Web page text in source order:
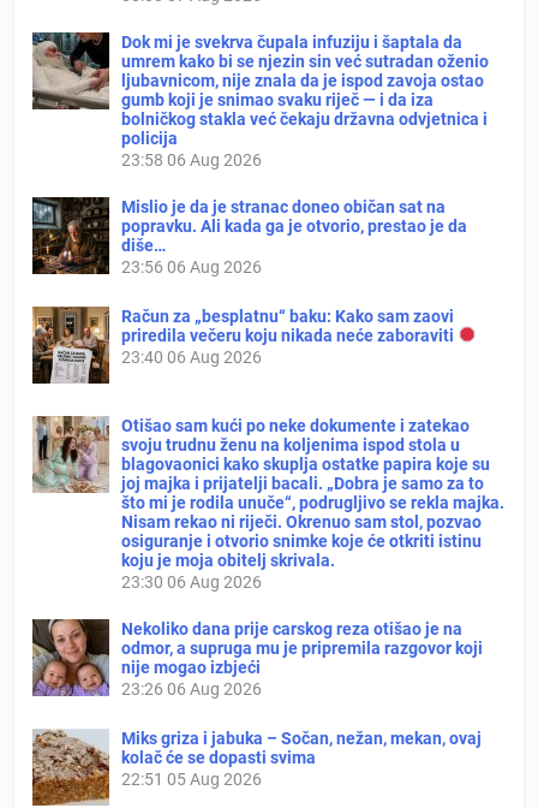
Dok mi je svekrva čupala infuziju i šaptala da
umrem kako bi se njezin sin već sutradan oženio
ljubavnicom, nije znala da je ispod zavoja ostao
gumb koji je snimao svaku riječ — i da iza
bolničkog stakla već čekaju državna odvjetnica i
policija
23:58 06 Aug 2026
Mislio je da je stranac doneo običan sat na
popravku. Ali kada ga je otvorio, prestao je da
diše…
23:56 06 Aug 2026
Račun za „besplatnu“ baku: Kako sam zaovi
priredila večeru koju nikada neće zaboraviti
23:40 06 Aug 2026
Otišao sam kući po neke dokumente i zatekao
svoju trudnu ženu na koljenima ispod stola u
blagovaonici kako skuplja ostatke papira koje su
joj majka i prijatelji bacali. „Dobra je samo za to
što mi je rodila unuče“, podrugljivo se rekla majka.
Nisam rekao ni riječi. Okrenuo sam stol, pozvao
osiguranje i otvorio snimke koje će otkriti istinu
koju je moja obitelj skrivala.
23:30 06 Aug 2026
Nekoliko dana prije carskog reza otišao je na
odmor, a supruga mu je pripremila razgovor koji
nije mogao izbjeći
23:26 06 Aug 2026
Miks griza i jabuka – Sočan, nežan, mekan, ovaj
kolač će se dopasti svima
22:51 05 Aug 2026